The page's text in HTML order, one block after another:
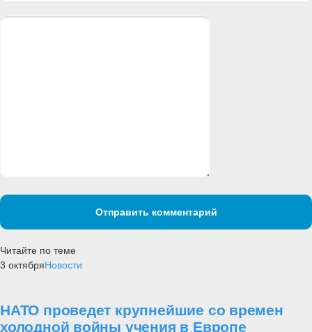
Отправить комментарий
Читайте по теме
3 октябряНовости
НАТО проведет крупнейшие со времен
холодной войны учения в Европе